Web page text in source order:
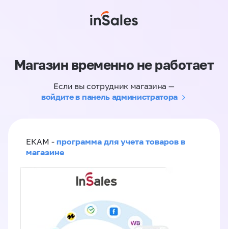
Магазин временно не работает
Если вы сотрудник магазина —
войдите в панель администратора
ЕКАМ - программа для учета товаров в
магазине